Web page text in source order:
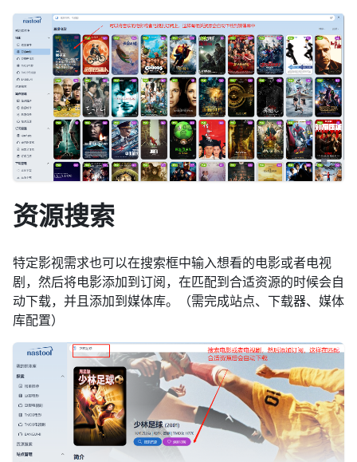
资源搜索
特定影视需求也可以在搜索框中输入想看的电影或者电视
剧，然后将电影添加到订阅，在匹配到合适资源的时候会自
动下载，并且添加到媒体库。（需完成站点、下载器、媒体
库配置）